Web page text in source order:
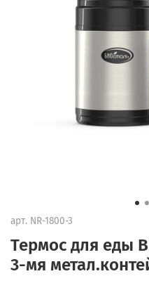
арт. NR-1800-3
Термос для еды
3-мя